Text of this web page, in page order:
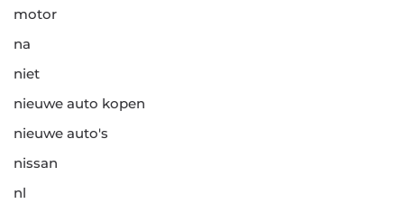
motor
na
niet
nieuwe auto kopen
nieuwe auto's
nissan
nl